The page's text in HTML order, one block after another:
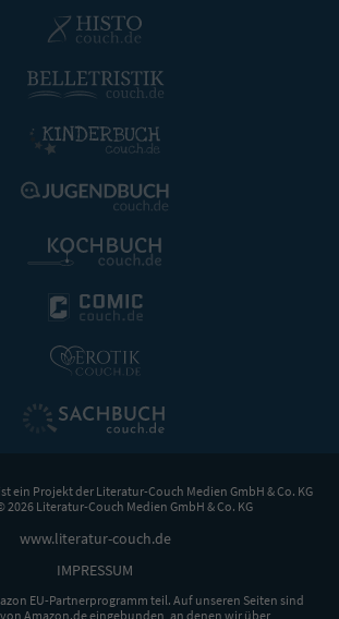
ein Projekt der Literatur-Couch Medien GmbH & Co. KG
Literatur-Couch Medien GmbH & Co. KG
www.literatur-couch.de
IMPRESSUM
EU-Partnerprogramm teil. Auf unseren Seiten sind
von Amazon.de eingebunden, an denen wir über